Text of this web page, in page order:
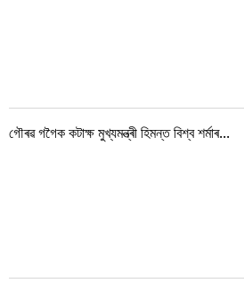
গৌৰৱ গগৈক কটাক্ষ মুখ্যমন্ত্ৰী হিমন্ত বিশ্ব শৰ্মাৰ...